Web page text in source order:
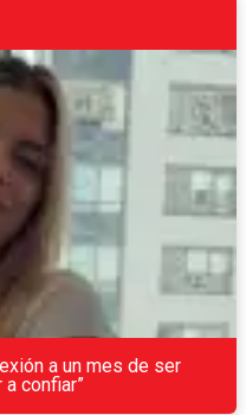
a un mes de ser
a confiar”